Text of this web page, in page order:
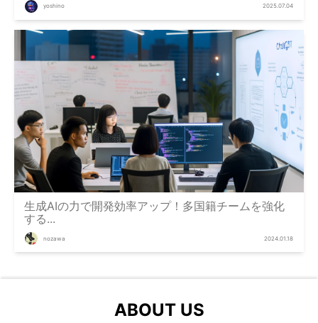
yoshino 2025.07.04
生成AIの力で開発効率アップ！多国籍チームを強化
する...
nozawa 2024.01.18
ABOUT US